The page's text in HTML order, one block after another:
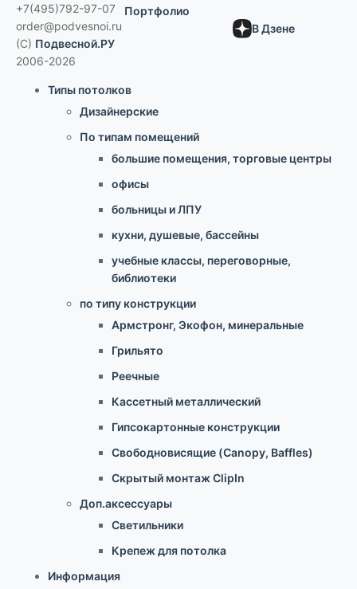
+7(495)792-97-07
order@podvesnoi.ru
(C) Подвесной.РУ
2006-2026
Портфолио
В Дзене
Типы потолков
Дизайнерские
По типам помещений
большие помещения, торговые центры
офисы
больницы и ЛПУ
кухни, душевые, бассейны
учебные классы, переговорные,
библиотеки
по типу конструкции
Армстронг, Экофон, минеральные
Грильято
Реечные
Кассетный металлический
Гипсокартонные конструкции
Свободновисящие (Canopy, Baffles)
Скрытый монтаж ClipIn
Доп.аксессуары
Светильники
Крепеж для потолка
Информация